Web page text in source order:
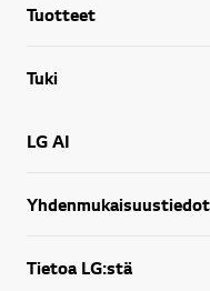
Tuotteet
Tuki
LG AI
Yhdenmukaisuustiedot
Tietoa LG:stä